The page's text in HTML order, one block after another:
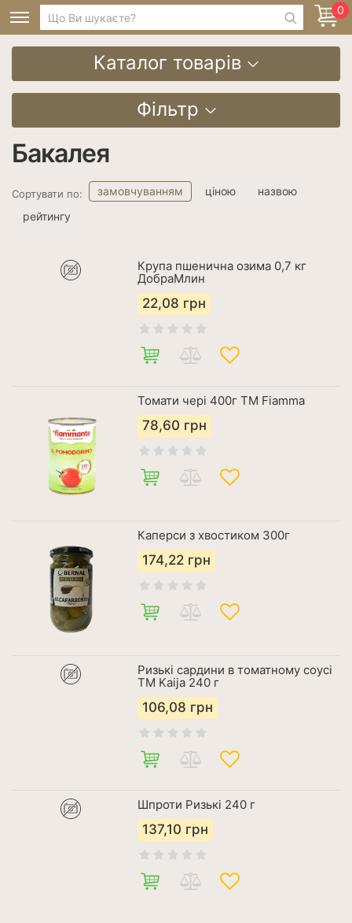
0
Каталог товарів
Фільтр
Бакалея
Сортувати по: замовчуванням ціною
назвою
рейтингу
Крупа пшенична озима 0,7 кг
ДобраМлин
22,08 грн
Томати чері 400г ТМ Fiamma
78,60 грн
Каперси з хвостиком 300г
174,22 грн
Ризькі сардини в томатному соусі
ТМ Kaija 240 г
106,08 грн
Шпроти Ризькі 240 г
137,10 грн